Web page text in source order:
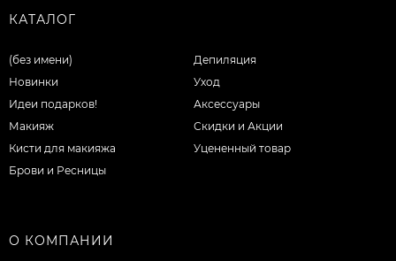
КАТАЛОГ
(без имени)
Новинки
Идеи подарков!
Макияж
Кисти для макияжа
Брови и Ресницы
Депиляция
Уход
Аксессуары
Скидки и Акции
Уцененный товар
О КОМПАНИИ